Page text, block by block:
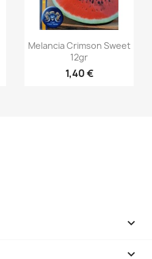
Melancia Crimson Sweet
12gr
1,40 €

